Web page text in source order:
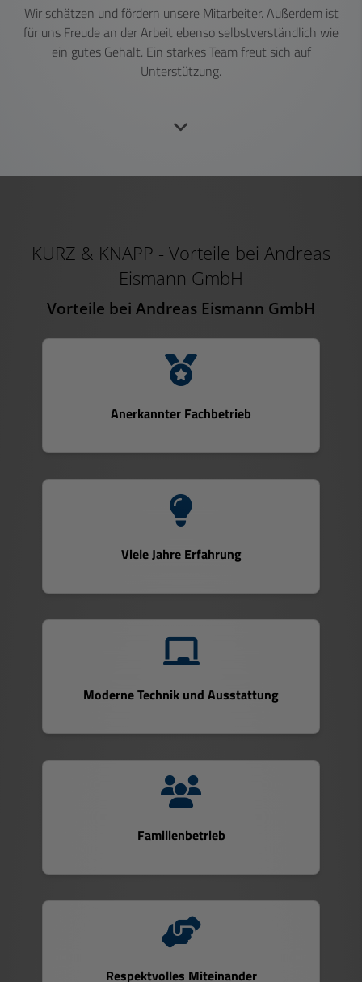
Wir schätzen und fördern unsere Mitarbeiter. Außerdem ist
für uns Freude an der Arbeit ebenso selbstverständlich wie
ein gutes Gehalt. Ein starkes Team freut sich auf
Unterstützung.
KURZ & KNAPP - Vorteile bei Andreas
Eismann GmbH
Vorteile bei Andreas Eismann GmbH
Anerkannter Fachbetrieb
Viele Jahre Erfahrung
Moderne Technik und Ausstattung
Familienbetrieb
Respektvolles Miteinander